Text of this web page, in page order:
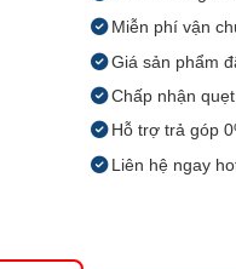
Miễn phí vận
Giá sản phẩm
Chấp nhận
Hỗ trợ trả góp
Liên hệ ngay